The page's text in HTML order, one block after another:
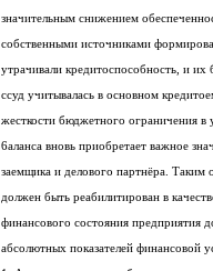
значительным снижением
собственными источниками
утрачивали кредитоспособность, и
жесткости бюджетного ограничения в
6аланса вновь приобретает важное
заемщика и делового партнёра. Таким
должен быть реабилитирован в
финансового состояния предприятия
абсолютных показателей финансовой